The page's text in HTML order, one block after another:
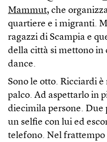
Mammut, che
quartiere e i migranti.
ragazzi di Scampia e
della città si mettono in
dance.
Sono le otto. Ricciardi
palco. Ad aspettarlo in
diecimila persone.
un selfie con lui ed
telefono. Nel